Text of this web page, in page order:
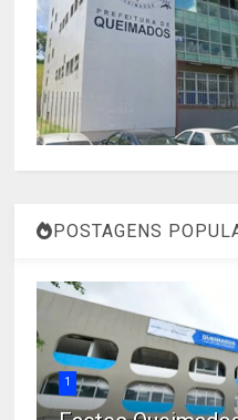
POSTAGENS
1